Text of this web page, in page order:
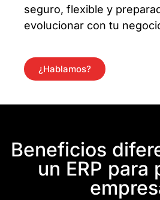
seguro, flexible y
evolucionar con tu
¿Hablamos?
Beneficios
un ERP para